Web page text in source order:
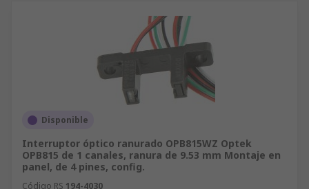
Disponible
Interruptor óptico ranurado OPB815WZ Optek
OPB815 de 1 canales, ranura de 9.53 mm Montaje en
panel, de 4 pines, config.
Código RS 194-4030